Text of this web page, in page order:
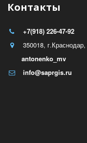
Контакты
+7(918) 226-47-92
350018, г.Краснодар,
antonenko_mv
info@saprgis.ru